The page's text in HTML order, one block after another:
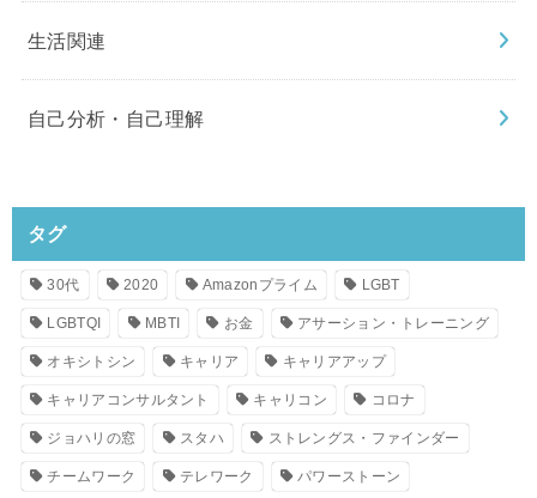
生活関連
自己分析・自己理解
タグ
30代 2020 Amazonプライム LGBT
LGBTQI MBTI お金 アサーション・トレーニング
オキシトシン キャリア キャリアアップ
キャリアコンサルタント キャリコン コロナ
ジョハリの窓 スタハ ストレングス・ファインダー
チームワーク テレワーク パワーストーン